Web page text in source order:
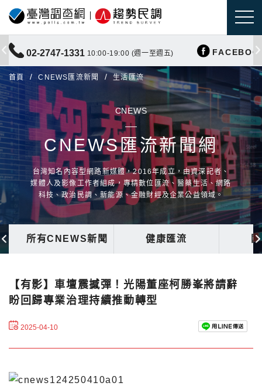
02-2747-1331 10:00-19:00 (週一至週五)
首頁 CNEWS匯流新聞 生活匯流
CNEWS
CNEWS匯流新聞網
台灣知名內容型網路新媒體，2016年成立，由資深記者、
媒體人及影像工作者組成，專精數位匯流、醫藥生活、網路
科技、政治民調、新能源、金融財經及企業公益領域。
所有CNEWS新聞 健康匯流
【有影】車壇震撼彈！光陽董座柯勝峯將請辭
盼回歸專業治理持續推動轉型
2025-04-10